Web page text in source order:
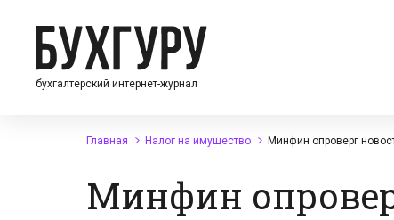
бухгалтерский интернет-журнал
Главная Налог на имущество Минфин опроверг
Минфин